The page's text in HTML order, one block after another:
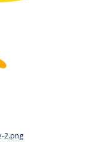
2.png